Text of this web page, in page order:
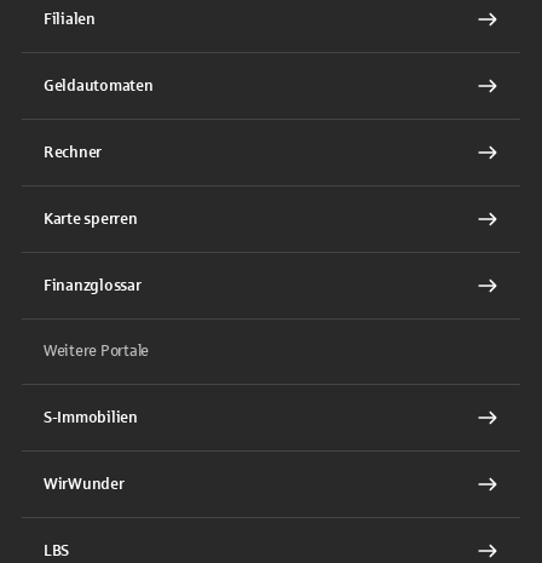
Filialen
Geldautomaten
Rechner
Karte sperren
Finanzglossar
Weitere Portale
S-Immobilien
WirWunder
LBS